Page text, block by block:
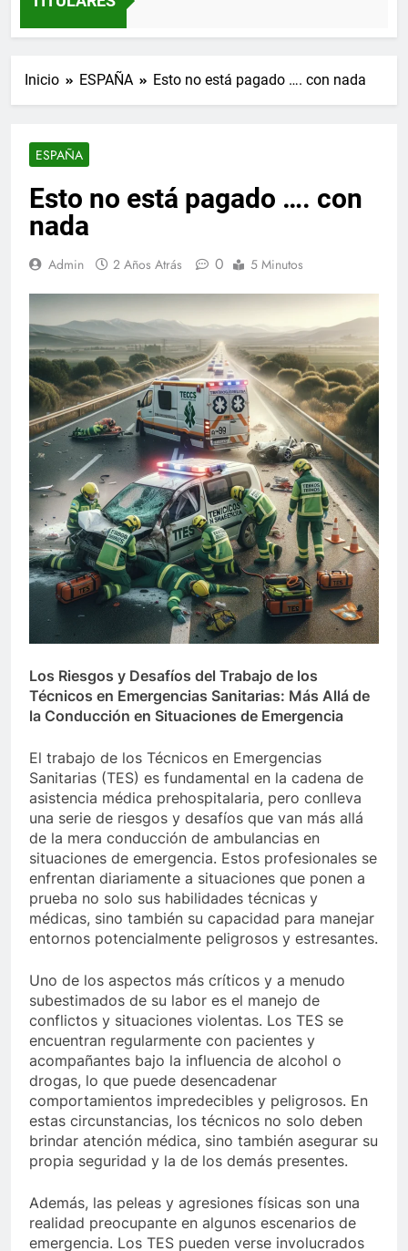
Inicio ESPAÑA Esto no está pagado …. con nada
ESPAÑA
Esto no está pagado …. con
nada
Admin 2 Años Atrás 0 5 Minutos
Los Riesgos y Desafíos del Trabajo de los
Técnicos en Emergencias Sanitarias: Más Allá de
la Conducción en Situaciones de Emergencia
El trabajo de los Técnicos en Emergencias
Sanitarias (TES) es fundamental en la cadena de
asistencia médica prehospitalaria, pero conlleva
una serie de riesgos y desafíos que van más allá
de la mera conducción de ambulancias en
situaciones de emergencia. Estos profesionales se
enfrentan diariamente a situaciones que ponen a
prueba no solo sus habilidades técnicas y
médicas, sino también su capacidad para manejar
entornos potencialmente peligrosos y estresantes.
Uno de los aspectos más críticos y a menudo
subestimados de su labor es el manejo de
conflictos y situaciones violentas. Los TES se
encuentran regularmente con pacientes y
acompañantes bajo la influencia de alcohol o
drogas, lo que puede desencadenar
comportamientos impredecibles y peligrosos. En
estas circunstancias, los técnicos no solo deben
brindar atención médica, sino también asegurar su
propia seguridad y la de los demás presentes.
Además, las peleas y agresiones físicas son una
realidad preocupante en algunos escenarios de
emergencia. Los TES pueden verse involucrados